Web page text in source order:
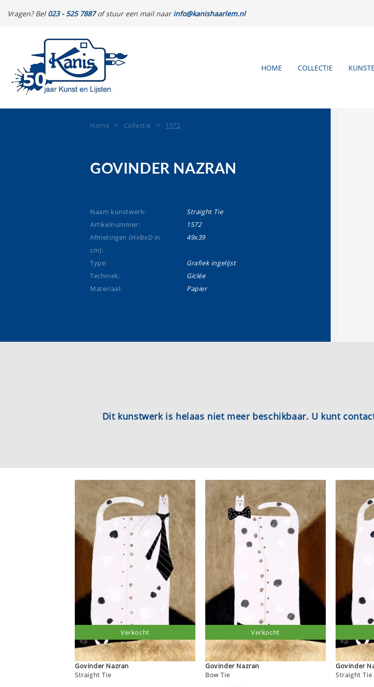
Vragen? Bel 023 - 525 7887of stuur een mail naarinfo@kanishaarlem.nl
HOME COLLECTIE
Home > Collectie > 1572
GOVINDER NAZRAN
Naam kunstwerk:
Straight Tie
Artikelnummer:
1572
Afmetingen (HxBxD in
cm):
49x39
Type:
Grafiek ingelijst
Techniek:
Giclée
Materiaal:
Papier
Dit kunstwerk is helaas niet meer beschikbaar. U kunt
Govinder Nazran
Straight Tie
Verkocht
Govinder Nazran
Bow Tie
Verkocht
Straight Tie